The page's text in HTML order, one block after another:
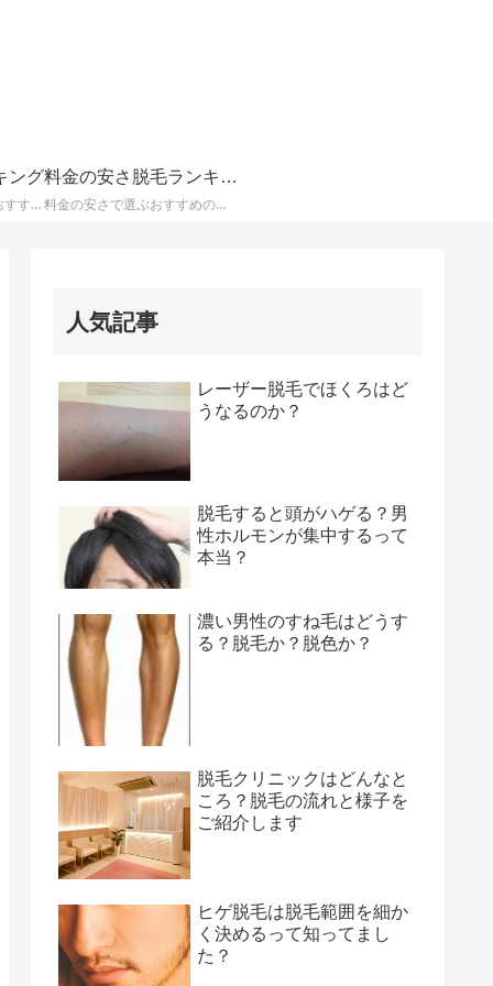
ング
すね毛・太もも・VIOにおすすめのお店
料金の安さ脱毛ランキング
料金の安さで選ぶおすすめのお店
人気記事
レーザー脱毛でほくろはど
うなるのか？
脱毛すると頭がハゲる？男
性ホルモンが集中するって
本当？
濃い男性のすね毛はどうす
る？脱毛か？脱色か？
脱毛クリニックはどんなと
ころ？脱毛の流れと様子を
ご紹介します
ヒゲ脱毛は脱毛範囲を細か
く決めるって知ってまし
た？